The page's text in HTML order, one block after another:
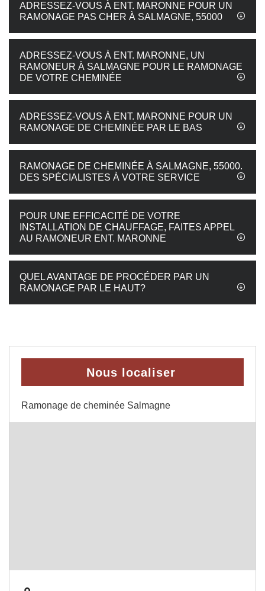
ADRESSEZ-VOUS À ENT. MARONNE POUR UN
RAMONAGE PAS CHER À SALMAGNE, 55000
ADRESSEZ-VOUS À ENT. MARONNE, UN
RAMONEUR À SALMAGNE POUR LE RAMONAGE
DE VOTRE CHEMINÉE
ADRESSEZ-VOUS À ENT. MARONNE POUR UN
RAMONAGE DE CHEMINÉE PAR LE BAS
RAMONAGE DE CHEMINÉE À SALMAGNE, 55000.
DES SPÉCIALISTES À VOTRE SERVICE
POUR UNE EFFICACITÉ DE VOTRE
INSTALLATION DE CHAUFFAGE, FAITES APPEL
AU RAMONEUR ENT. MARONNE
QUEL AVANTAGE DE PROCÉDER PAR UN
RAMONAGE PAR LE HAUT?
Nous localiser
Ramonage de cheminée Salmagne